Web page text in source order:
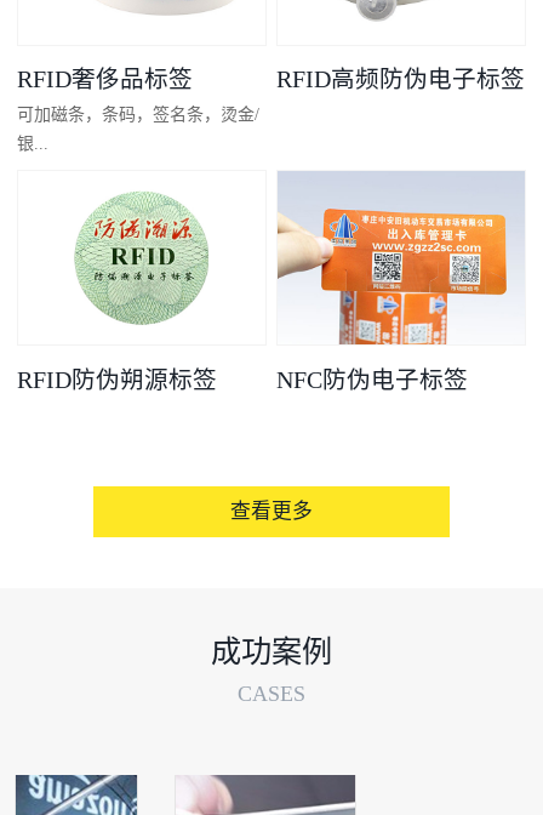
RFID奢侈品标签
可加磁条，条码，签名条，烫金/
银...
凸码，金/银底
RFID高频防伪电子标签
RFID防伪朔源标签 NFC防伪电子标签
查看更多
成功案例
CASES